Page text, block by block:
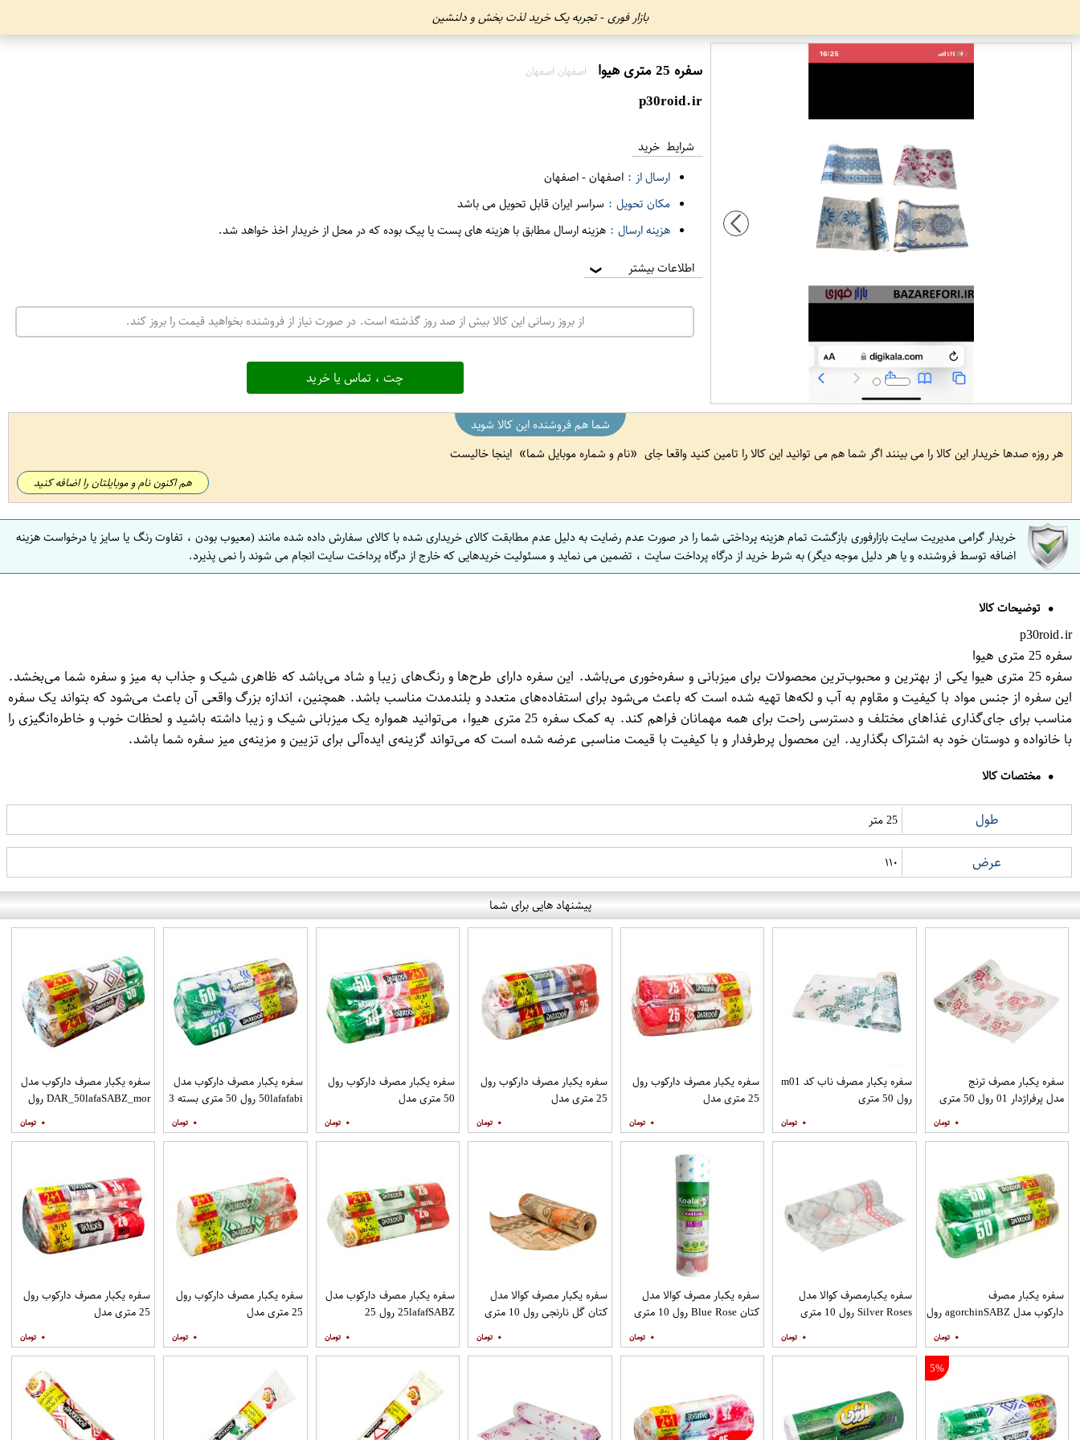
بازار فوری - تجربه یک خرید لذت بخش و دلنشین
سفره 25 متری هیوا اصفهان اصفهان
p30roid.ir
شرایط خرید
ارسال از : اصفهان-اصفهان
مکان تحویل : سراسر ایران قابل تحویل می باشد
هزینه ارسال : هزینه ارسال مطابق با هزینه های پست یا پیک بوده که در محل از خریدار اخذ خواهد شد.
اطلاعات بیشتر ❯
از بروز رسانی این کالا بیش از صد روز گذشته است. در صورت نیاز از فروشنده بخواهید قیمت را بروز کند.
چت ، تماس یا خرید
شما هم فروشنده این کالا شوید
هر روزه صدها خریدار این کالا را می بینند اگر شما هم می توانید این کالا را تامین کنید واقعا جای
نام و شماره موبایل شما اینجا خالیست
هم اکنون نام و موبایلتان را اضافه کنید
خریدار گرامی مدیریت سایت بازارفوری بازگشت تمام هزینه پرداختی شما را در صورت عدم رضایت به دلیل عدم مطابقت کالای خریداری شده با کالای سفارش داده شده مانند (معیوب بودن ، تفاوت رنگ یا سایز یا درخواست هزینه
اضافه توسط فروشنده و یا هر دلیل موجه دیگر) به شرط خرید از درگاه پرداخت سایت ، تضمین می نماید و مسئولیت خریدهایی که خارج از درگاه پرداخت سایت انجام می شوند را نمی پذیرد.
توضیحات کالا
p30roid.ir
سفره 25 متری هیوا
سفره 25 متری هیوا یکی از بهترین و محبوب‌ترین محصولات برای میزبانی و سفره‌خوری می‌باشد. این سفره دارای طرح‌ها و رنگ‌های زیبا و شاد می‌باشد که ظاهری شیک و جذاب به میز و سفره شما می‌بخشد.
این سفره از جنس مواد با کیفیت و مقاوم به آب و لکه‌ها تهیه شده است که باعث می‌شود برای استفاده‌های متعدد و بلند‌مدت مناسب باشد. همچنین، اندازه بزرگ واقعی آن باعث می‌شود که بتواند یک سفره
مناسب برای جای‌گذاری غذاهای مختلف و دسترسی راحت برای همه مهمانان فراهم کند. به کمک سفره 25 متری هیوا، می‌توانید همواره یک میزبانی شیک و زیبا داشته باشید و لحظات خوب و خاطره‌انگیزی را
با خانواده و دوستان خود به اشتراک بگذارید. این محصول پرطرفدار و با کیفیت با قیمت مناسبی عرضه شده است که می‌تواند گزینه‌ی ایده‌آلی برای تزیین و مزینه‌ی میز سفره شما باشد.
مختصات کالا
طول 25 متر
عرض ۱۱۰
پیشنهاد هایی برای شما
سفره یکبار مصرف ترنج
مدل پرفراژدار 01 رول 50 متری
۰
سفره یکبار مصرف ناب کد m01
رول 50 متری
۰
سفره یکبار مصرف دارکوب رول
25 متری مدل
عددی
۰
سفره یکبار مصرف دارکوب رول
25 متری مدل
عددِی
۰
سفره یکبار مصرف دارکوب رول
50 متری مدل
عددِی
۰
سفره یکبار مصرف دارکوب مدل
50lafafabi رول 50 متری بسته 3
۰
سفره یکبار مصرف دارکوب مدل
DAR_50lafaSABZ_mor رول
۰
سفره یکبار مصرف
دارکوب مدل agorchinSABZ رول
۰
سفره یکبارمصرف کوالا مدل
Silver Roses رول 10 متری
۰
سفره یکبار مصرف کوالا مدل
کتان Blue Rose رول 10 متری
۰
سفره یکبار مصرف کوالا مدل
کتان گل نارنجی رول 10 متری
۰
سفره یکبار مصرف دارکوب مدل
25lafafSABZ رول 25
۰
سفره یکبار مصرف دارکوب رول
25 متری مدل
عددی
۰
سفره یکبار مصرف دارکوب رول
25 متری مدل
عددِی
۰
5%